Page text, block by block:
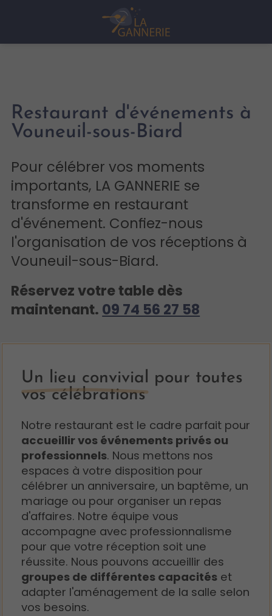
Restaurant d'événements à
Vouneuil-sous-Biard
Pour célébrer vos moments
importants, LA GANNERIE se
transforme en restaurant
d'événement. Confiez-nous
l'organisation de vos réceptions à
Vouneuil-sous-Biard.
Réservez votre table dès
maintenant. 09 74 56 27 58
Un lieu convivial pour toutes
vos célébrations
Notre restaurant est le cadre parfait pour
accueillir vos événements privés ou
professionnels. Nous mettons nos
espaces à votre disposition pour
célébrer un anniversaire, un baptême, un
mariage ou pour organiser un repas
d'affaires. Notre équipe vous
accompagne avec professionnalisme
pour que votre réception soit une
réussite. Nous pouvons accueillir des
groupes de différentes capacités et
adapter l'aménagement de la salle selon
vos besoins.